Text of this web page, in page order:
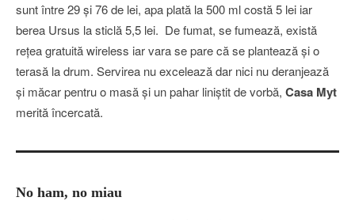
sunt între 29 şi 76 de lei, apa plată la 500 ml costă 5 lei iar
berea Ursus la sticlă 5,5 lei. De fumat, se fumează, există
reţea gratuită wireless iar vara se pare că se plantează şi o
terasă la drum. Servirea nu excelează dar nici nu deranjează
şi măcar pentru o masă şi un pahar liniştit de vorbă, Casa Myt
merită încercată.
No ham, no miau